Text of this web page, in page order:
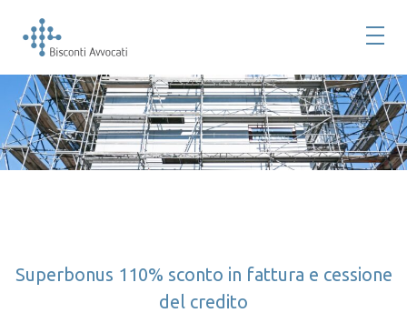
Superbonus 110% sconto in fattura e cessione
del credito